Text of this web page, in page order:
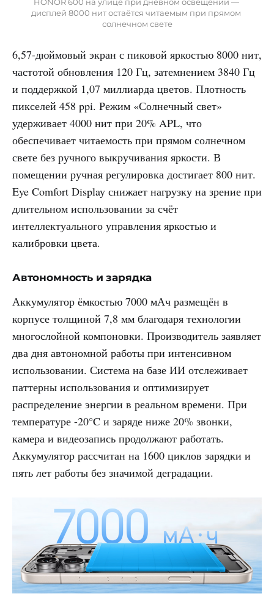
дисплей 8000 нит остаётся читаемым при прямом
солнечном свете
6,57-дюймовый экран с пиковой яркостью 8000 нит,
частотой обновления 120 Гц, затемнением 3840 Гц
и поддержкой 1,07 миллиарда цветов. Плотность
пикселей 458 ppi. Режим «Солнечный свет»
удерживает 4000 нит при 20% APL, что
обеспечивает читаемость при прямом солнечном
свете без ручного выкручивания яркости. В
помещении ручная регулировка достигает 800 нит.
Eye Comfort Display снижает нагрузку на зрение при
длительном использовании за счёт
интеллектуального управления яркостью и
калибровки цвета.
Автономность и зарядка
Аккумулятор ёмкостью 7000 мАч размещён в
корпусе толщиной 7,8 мм благодаря технологии
многослойной компоновки. Производитель заявляет
два дня автономной работы при интенсивном
использовании. Система на базе ИИ отслеживает
паттерны использования и оптимизирует
распределение энергии в реальном времени. При
температуре -20°C и заряде ниже 20% звонки,
камера и видеозапись продолжают работать.
Аккумулятор рассчитан на 1600 циклов зарядки и
пять лет работы без значимой деградации.